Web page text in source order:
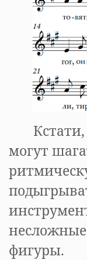
Кстати,
могут
фигуры.